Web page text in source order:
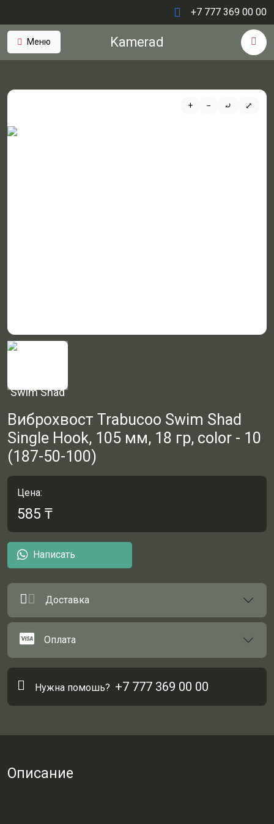
+7 777 369 00 00
Меню Kamerad
+ − ⤾ ⤢
Виброхвост Trabucoo Swim Shad
Single Hook, 105 мм, 18 гр, color - 10
(187-50-100)
Цена:
585 ₸
Написать
Доставка
Оплата
Нужна помошь? +7 777 369 00 00
Описание